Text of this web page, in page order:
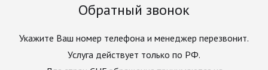
Обратный звонок
Укажите Ваш номер телефона и менеджер перезвонит.
Услуга действует только по РФ.